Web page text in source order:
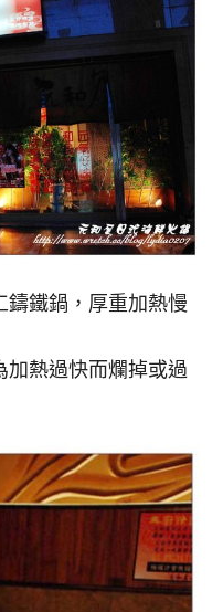
鑄鐵鍋，厚重加熱慢
加熱過快而爛掉或過